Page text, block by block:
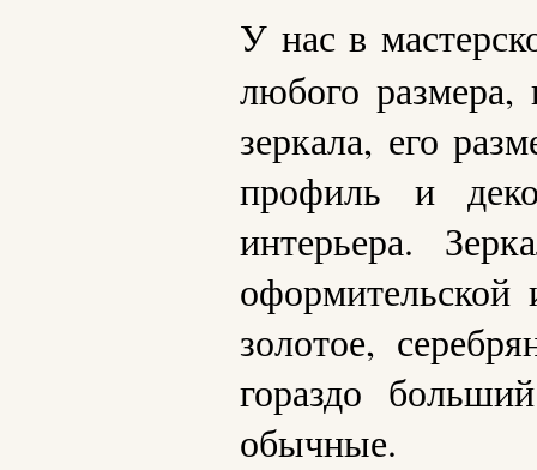
У нас в
любого
зеркала, его
профиль и
интерьера.
золотое,
гораздо
обычные.